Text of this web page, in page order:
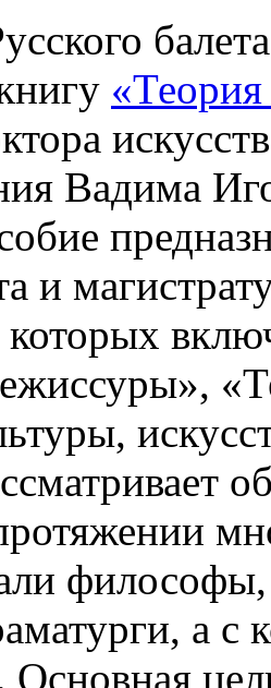
«Теория
Вадима
и
а
Основная